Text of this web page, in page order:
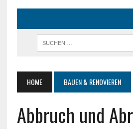
HOME BAUEN & RENOVIEREN
Abbruch und